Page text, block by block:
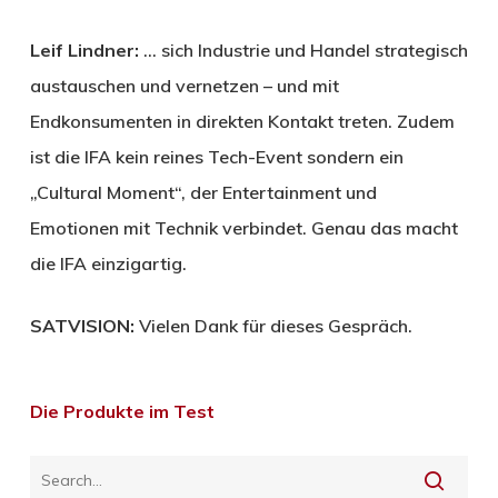
Leif Lindner: … sich Industrie und Handel strategisch
austauschen und vernetzen – und mit
Endkonsumenten in direkten Kontakt treten. Zudem
ist die IFA kein reines Tech-Event sondern ein
„Cultural Moment“, der Entertainment und
Emotionen mit Technik verbindet. Genau das macht
die IFA einzigartig.
SATVISION: Vielen Dank für dieses Gespräch.
Die Produkte im Test